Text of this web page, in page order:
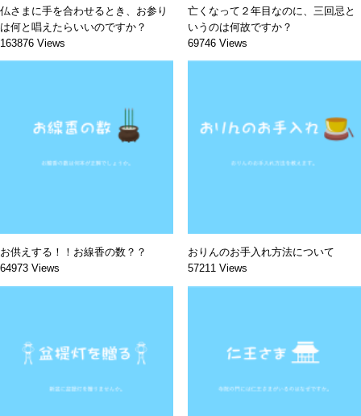
仏さまに手を合わせるとき、お参り
は何と唱えたらいいのですか？
163876 Views
亡くなって２年目なのに、三回忌と
いうのは何故ですか？
69746 Views
お供えする！！お線香の数？？
64973 Views
おりんのお手入れ方法について
57211 Views